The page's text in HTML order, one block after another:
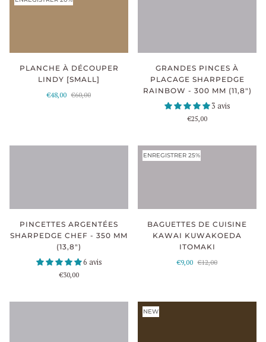
PLANCHE À DÉCOUPER
LINDY [SMALL]
€48,00 €60,00
GRANDES PINCES À
PLACAGE SHARPEDGE
RAINBOW - 300 MM (11,8")
3 avis
€25,00
PINCETTES ARGENTÉES
SHARPEDGE CHEF - 350 MM
(13,8")
6 avis
€30,00
ENREGISTRER 25%
BAGUETTES DE CUISINE
KAWAI KUWAKOEDA
ITOMAKI
€9,00 €12,00
NEW